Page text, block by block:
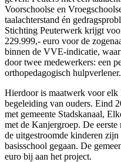
Voorschoolse en
taalachterstand én
Stichting Peuterwerk krijgt
229.999,- euro voor de
binnen de VVE-indicatie,
door twee medewerkers: een
orthopedagogisch hulpverlener.
Hierdoor is maatwerk voor
begeleiding van ouders. Eind
met gemeente Stadskanaal,
met de Kanjergroep. De
de uitgestroomde kinderen zijn
basisschool gegaan. De
euro bij aan het project.